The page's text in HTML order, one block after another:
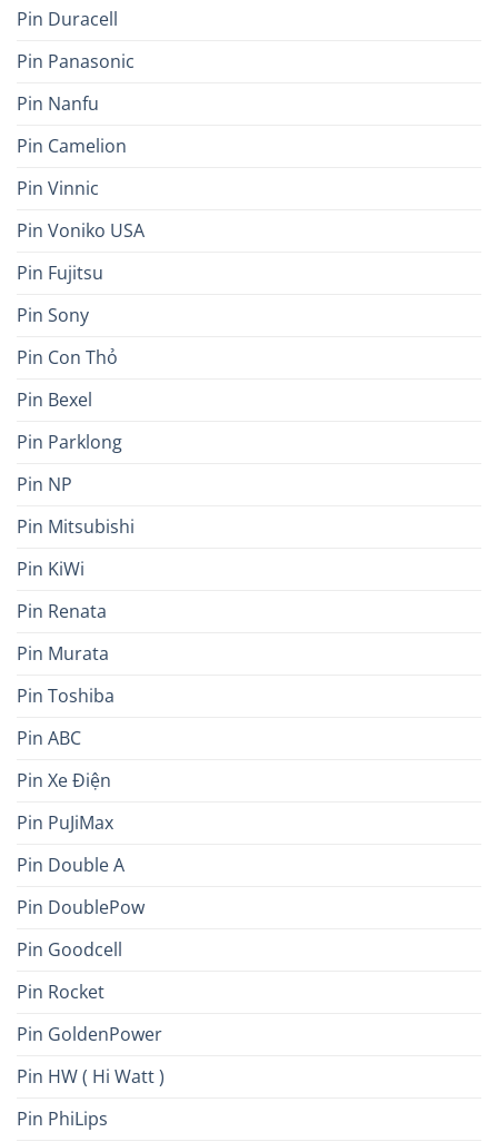
Pin Duracell
Pin Panasonic
Pin Nanfu
Pin Camelion
Pin Vinnic
Pin Voniko USA
Pin Fujitsu
Pin Sony
Pin Con Thỏ
Pin Bexel
Pin Parklong
Pin NP
Pin Mitsubishi
Pin KiWi
Pin Renata
Pin Murata
Pin Toshiba
Pin ABC
Pin Xe Điện
Pin PuJiMax
Pin Double A
Pin DoublePow
Pin Goodcell
Pin Rocket
Pin GoldenPower
Pin HW ( Hi Watt )
Pin PhiLips